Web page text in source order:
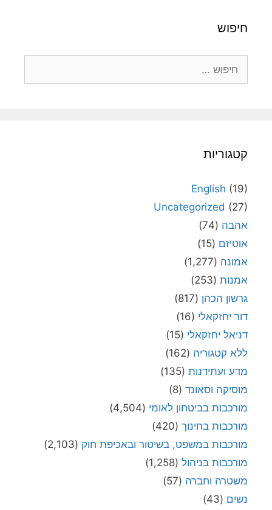
חיפוש
קטגוריות
English (19)
Uncategorized (27)
אהבה (74)
אוטיזם (15)
אמונה (1,277)
אמנות (253)
גרשון הכהן (817)
דור יחזקאלי (16)
דניאל יחזקאלי (15)
ללא קטגוריה (162)
מדע ועתידנות (135)
מוסיקה וסאונד (8)
מורכבות בביטחון לאומי (4,504)
מורכבות בחינוך (420)
מורכבות במשפט, בשיטור ובאכיפת חוק (2,103)
מורכבות בניהול (1,258)
משטרה וחברה (57)
נשים (43)